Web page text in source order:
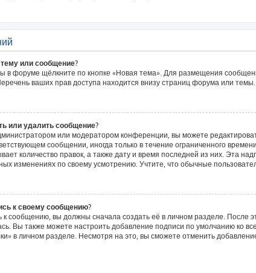
или сообщение?
в форуме щёлкните по кнопке «Новая тема». Для размещения
ваших прав доступа находится внизу страниц форума или
или удалить сообщение?
или модератором конференции, вы можете
сообщении, иногда только в течение ограниченного
количество правок, а также дату и время последней из них. Эта
изменениях по своему усмотрению. Учтите, что обычные
к своему сообщению?
к сообщению, вы должны сначала создать её в личном разделе. После
Вы также можете настроить добавление подписи по умолчанию ко
в личном разделе. Несмотря на это, вы сможете отменить